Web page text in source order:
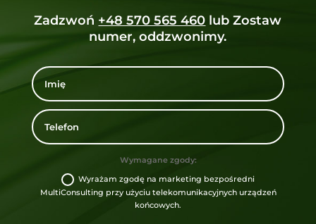
Zadzwoń +48 570 565 460 lub Zostaw
numer, oddzwonimy.
Wymagane zgody:
Wyrażam zgodę na marketing bezpośredni
MultiConsulting przy użyciu telekomunikacyjnych urządzeń
końcowych.